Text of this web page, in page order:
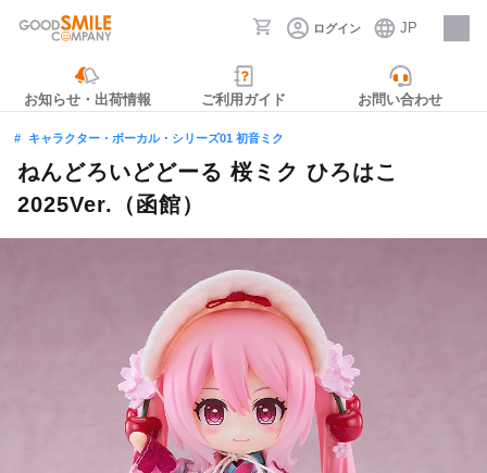
ログイン JP
採用情報
お知らせ・出荷情報 ご利用ガイド お問い合わせ
キャラクター・ボーカル・シリーズ01 初音ミク
ねんどろいどどーる 桜ミク ひろはこ
2025Ver.（函館）